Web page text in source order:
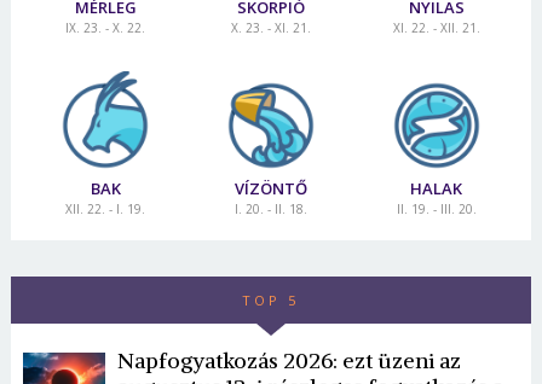
MÉRLEG
IX. 23. - X. 22.
SKORPIÓ
X. 23. - XI. 21.
NYILAS
XI. 22. - XII. 21.
BAK
XII. 22. - I. 19.
VÍZÖNTŐ
I. 20. - II. 18.
HALAK
II. 19. - III. 20.
TOP 5
Napfogyatkozás 2026: ezt üzeni az